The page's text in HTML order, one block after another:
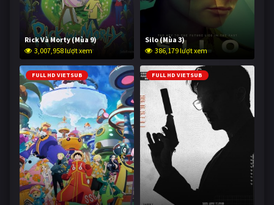
Rick Và Morty (Mùa 9)
3,007,958 lượt xem
Silo (Mùa 3)
386,179 lượt xem
FULL HD VIETSUB FULL HD VIETSUB